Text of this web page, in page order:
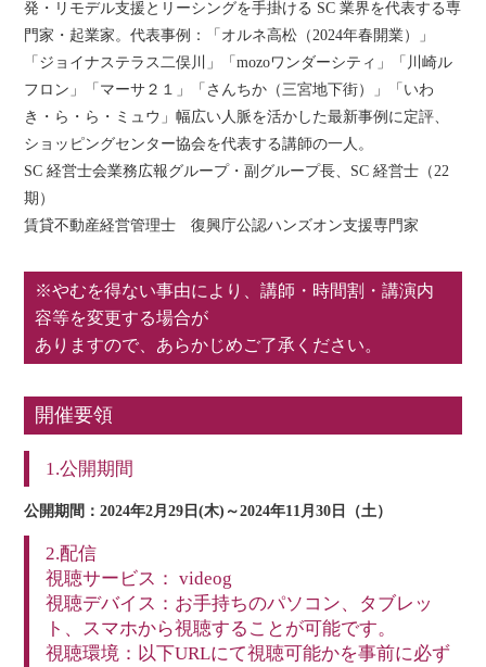
発・リモデル支援とリーシングを手掛ける SC 業界を代表する専
門家・起業家。代表事例：「オルネ高松（2024年春開業）」
「ジョイナステラス二俣川」「mozoワンダーシティ」「川崎ル
フロン」「マーサ２１」「さんちか（三宮地下街）」「いわ
き・ら・ら・ミュウ」幅広い人脈を活かした最新事例に定評、
ショッピングセンター協会を代表する講師の一人。
SC 経営士会業務広報グループ・副グループ長、SC 経営士（22
期）
賃貸不動産経営管理士 復興庁公認ハンズオン支援専門家
※やむを得ない事由により、講師・時間割・講演内
容等を変更する場合が
ありますので、あらかじめご了承ください。
開催要領
1.公開期間
公開期間：2024年2月29日(木)～2024年11月30日（土）
2.配信
視聴サービス： videog
視聴デバイス：お手持ちのパソコン、タブレッ
ト、スマホから視聴することが可能です。
視聴環境：以下URLにて視聴可能かを事前に必ず